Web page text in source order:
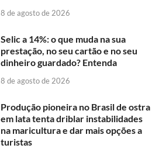
8 de agosto de 2026
Selic a 14%: o que muda na sua
prestação, no seu cartão e no seu
dinheiro guardado? Entenda
8 de agosto de 2026
Produção pioneira no Brasil de ostra
em lata tenta driblar instabilidades
na maricultura e dar mais opções a
turistas